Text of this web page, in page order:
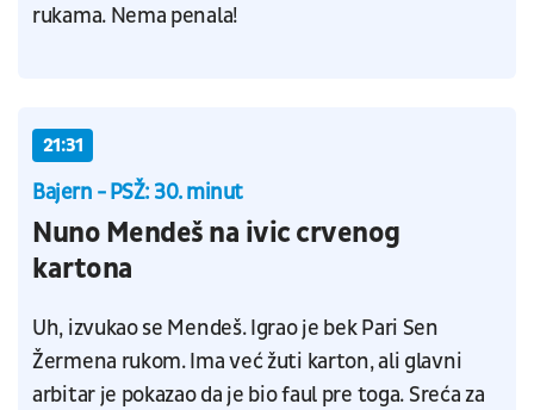
rukama. Nema penala!
21:31
Bajern - PSŽ: 30. minut
Nuno Mendeš na ivic crvenog
kartona
Uh, izvukao se Mendeš. Igrao je bek Pari Sen
Žermena rukom. Ima već žuti karton, ali glavni
arbitar je pokazao da je bio faul pre toga. Sreća za